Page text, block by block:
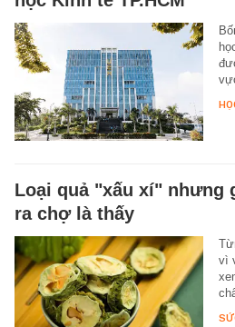
Loại quả "xấu xí" nhưng
ra chợ là thấy
vì